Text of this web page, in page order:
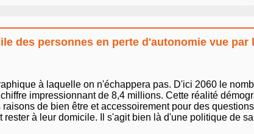
des personnes en perte d'autonomie vue par
à laquelle on n'échappera pas. D'ici 2060 le
impressionnant de 8,4 millions. Cette réalité
de bien être et accessoirement pour des
rester à leur domicile. Il s'agit bien là d'une politique de